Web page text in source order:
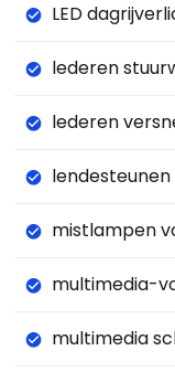
LED
lederen
lederen
mistlampen
multimedia-
multimedia